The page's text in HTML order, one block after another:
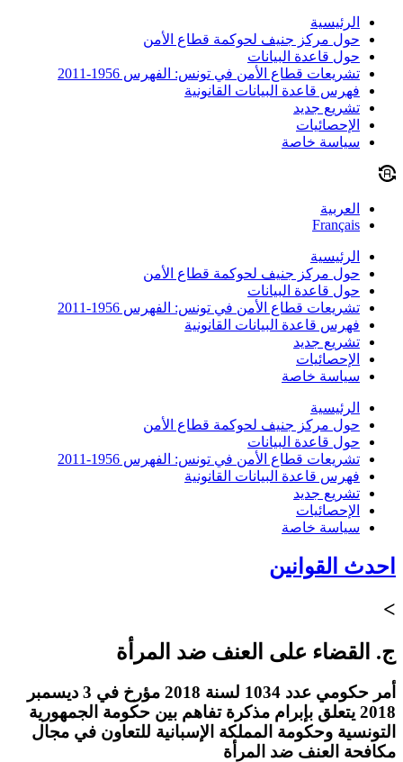
الرئيسية
حول مركز جنيف لحوكمة قطاع الأمن
حول قاعدة البيانات
تشريعات قطاع الأمن في تونس: الفهرس 1956-2011
فهرس قاعدة البيانات القانونية
تشريع جديد
الإحصائيات
سياسة خاصة
العربية
Français
الرئيسية
حول مركز جنيف لحوكمة قطاع الأمن
حول قاعدة البيانات
تشريعات قطاع الأمن في تونس: الفهرس 1956-2011
فهرس قاعدة البيانات القانونية
تشريع جديد
الإحصائيات
سياسة خاصة
الرئيسية
حول مركز جنيف لحوكمة قطاع الأمن
حول قاعدة البيانات
تشريعات قطاع الأمن في تونس: الفهرس 1956-2011
فهرس قاعدة البيانات القانونية
تشريع جديد
الإحصائيات
سياسة خاصة
احدث القوانين
>
ج. القضاء على العنف ضد المرأة
أمر حكومي عدد 1034 لسنة 2018 مؤرخ في 3 ديسمبر
2018 يتعلق بإبرام مذكرة تفاهم بين حكومة الجمهورية
التونسية وحكومة المملكة الإسبانية للتعاون في مجال
مكافحة العنف ضد المرأة